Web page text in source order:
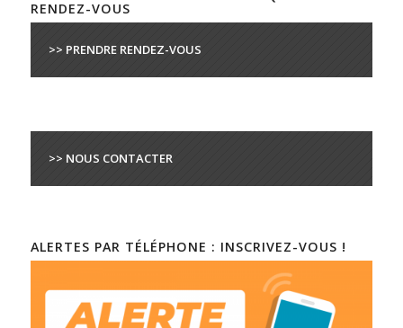
RENDEZ-VOUS
>> PRENDRE RENDEZ-VOUS
>> NOUS CONTACTER
ALERTES PAR TÉLÉPHONE : INSCRIVEZ-VOUS !